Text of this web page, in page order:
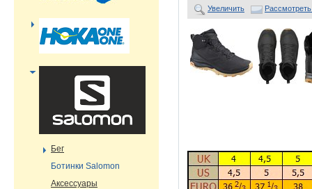
Увеличить
Бег
Ботинки Salomon
Аксессуары